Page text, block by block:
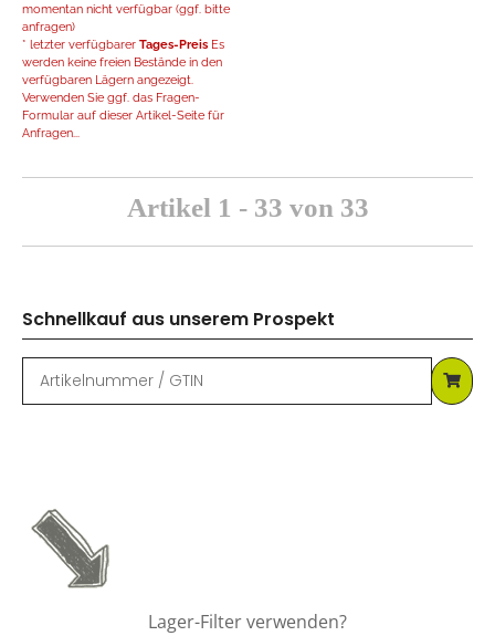
momentan nicht verfügbar (ggf. bitte
anfragen)
* letzter verfügbarer Tages-Preis Es
werden keine freien Bestände in den
verfügbaren Lägern angezeigt.
Verwenden Sie ggf. das Fragen-
Formular auf dieser Artikel-Seite für
Anfragen...
Artikel 1 - 33 von 33
Schnellkauf aus unserem Prospekt
Lager-Filter verwenden?